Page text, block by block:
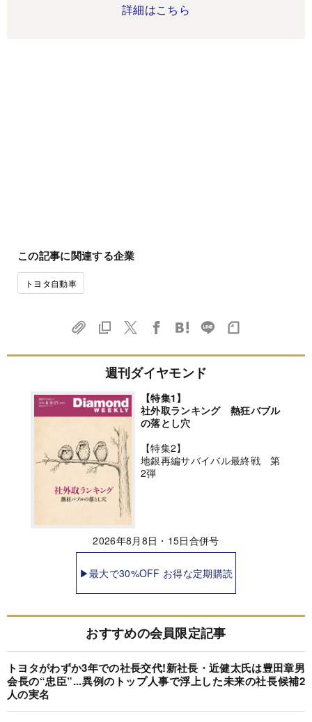
詳細はこちら
この記事に関連する企業
トヨタ自動車
週刊ダイヤモンド
【特集1】
社外取ランキング 熱狂バブル
の落とし穴
【特集2】
地銀再編サバイバル最終戦 第
2弾
2026年8月8日・15日合併号
▶最大で30%OFF お得な定期購読
おすすめの会員限定記事
トヨタがわずか3年での社長交代!新社長・近健太氏は豊田章男
会長の“忠臣”...異例のトップ人事で浮上した未来の社長候補2
人の実名